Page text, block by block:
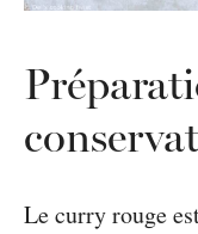
Le curry rouge